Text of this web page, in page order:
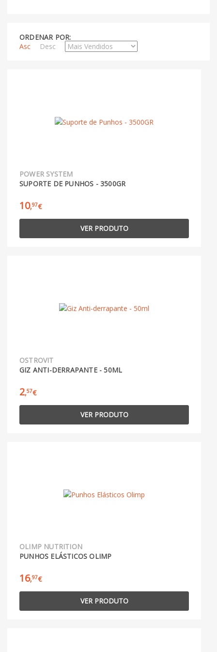
ORDENAR POR:
Asc
Desc
POWER SYSTEM
SUPORTE DE PUNHOS - 3500GR
10,97€
VER PRODUTO
OSTROVIT
GIZ ANTI-DERRAPANTE - 50ML
2,57€
VER PRODUTO
OLIMP NUTRITION
PUNHOS ELÁSTICOS OLIMP
16,97€
VER PRODUTO